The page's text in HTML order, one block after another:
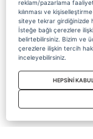
reklam/pazarlama
kılınması ve
siteye tekrar girdiğinizde
İsteğe bağlı çerezlere
belirtebilirsiniz. Bizim ve
çerezlere ilişkin tercih
inceleyebilirsiniz.
HEPSİNİ